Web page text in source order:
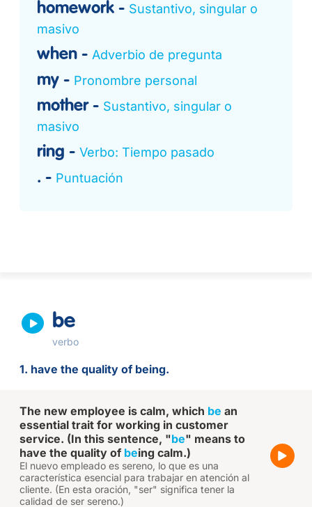
homework
Sustantivo, singular o
masivo
when Adverbio de pregunta
my Pronombre personal
mother
Sustantivo, singular o
masivo
ring Verbo: Tiempo pasado
. Puntuación
be
verbo
1. have the quality of being.
The new employee is calm, which be an
essential trait for working in customer
service. (In this sentence, "be" means to
have the quality of being calm.)
El nuevo empleado es sereno, lo que es una
característica esencial para trabajar en atención al
cliente. (En esta oración, "ser" significa tener la
calidad de ser sereno.)